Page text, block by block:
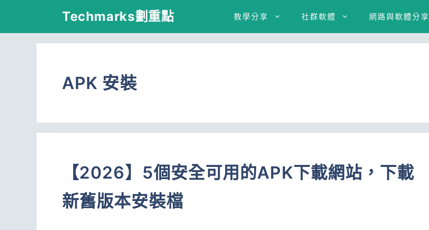
Techmarks劃重點 教學分享 社群軟體 網路與軟體分享
APK 安裝
【2026】5個安全可用的APK下載網站，下載
新舊版本安裝檔